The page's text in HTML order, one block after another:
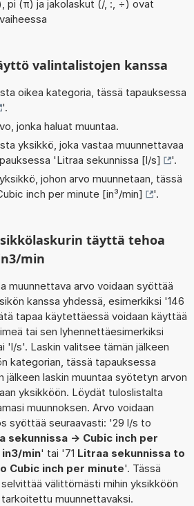
pi (π) ja jakolaskut (/, :, ÷) ovat
valintalistojen kanssa
oikea kategoria, tässä tapauksessa
'.
jonka haluat muuntaa.
yksikkö, joka vastaa muunnettavaa
'Litraa sekunnissa [l/s]
'.
johon arvo muunnetaan, tässä
inch per minute [in³/min] '.
täyttä tehoa
min
muunnettava arvo voidaan syöttää
kanssa yhdessä, esimerkiksi '146
tapaa käytettäessä voidaan käyttää
tai sen lyhennettäesimerkiksi
'l/s'. Laskin valitsee tämän jälkeen
kategorian, tässä tapauksessa
jälkeen laskin muuntaa syötetyn arvon
yksikköön. Löydät tuloslistalta
muunnoksen. Arvo voidaan
syöttää seuraavasti: '29 l/s to
sekunnissa -> Cubic inch per
in3/min' tai '71 Litraa sekunnissa to
Cubic inch per minute'. Tässä
välittömästi mihin yksikköön
muunnettavaksi.